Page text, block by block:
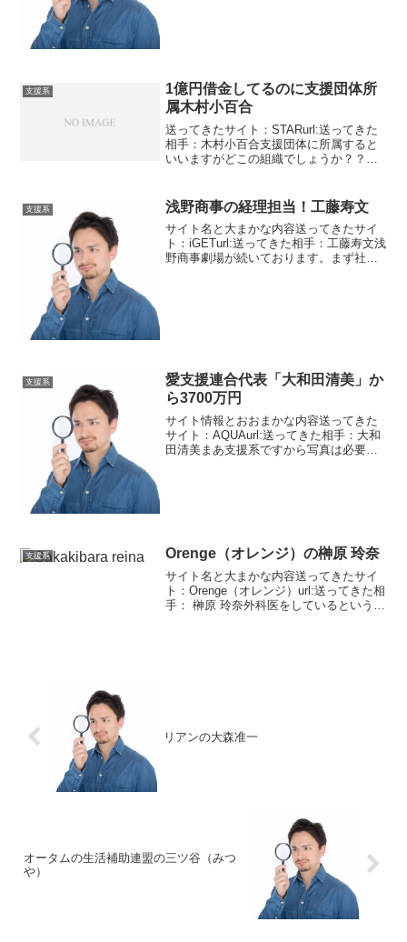
支援系
1億円借金してるのに支援団体所
属木村小百合
送ってきたサイト：STARurl:送ってきた
相手：木村小百合支援団体に所属すると
いいますがどこの組織でしょうか？？？
ったのはありえるとして夫が知人の保証
人となって1億円...
支援系 浅野商事の経理担当！工藤寿文
サイト名と大まかな内容送ってきたサイ
ト：iGETurl:送ってきた相手：工藤寿文浅
野商事劇場が続いております。まず社長
支援系
愛支援連合代表「大和田清美」か
ら3700万円
サイト情報とおおまかな内容送ってきた
サイト：AQUAurl:送ってきた相手：大和
田清美まあ支援系ですから写真は必要な
支援系 Orenge（オレンジ）の榊原 玲奈
サイト名と大まかな内容送ってきたサイ
ト：Orenge（オレンジ）url:送ってきた相
手： 榊原 玲奈外科医をしているという榊
リアンの大森准一
オータムの生活補助連盟の三ツ谷（みつ
や）